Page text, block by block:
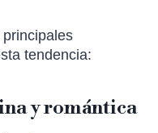
tendencia:
y romántica